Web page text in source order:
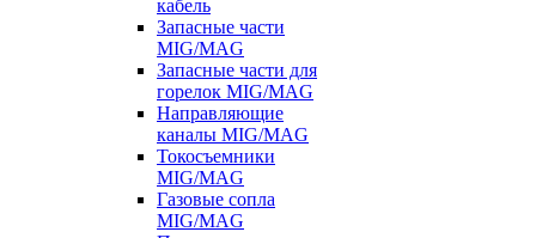
кабель
Запасные части
MIG/MAG
Запасные части для
горелок MIG/MAG
Направляющие
каналы MIG/MAG
Токосъемники
MIG/MAG
Газовые сопла
MIG/MAG